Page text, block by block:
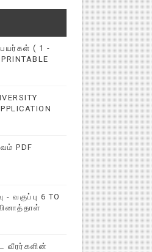
( 1 -
PDF
- வகுப்பு 6 TO
வீரர்களின்